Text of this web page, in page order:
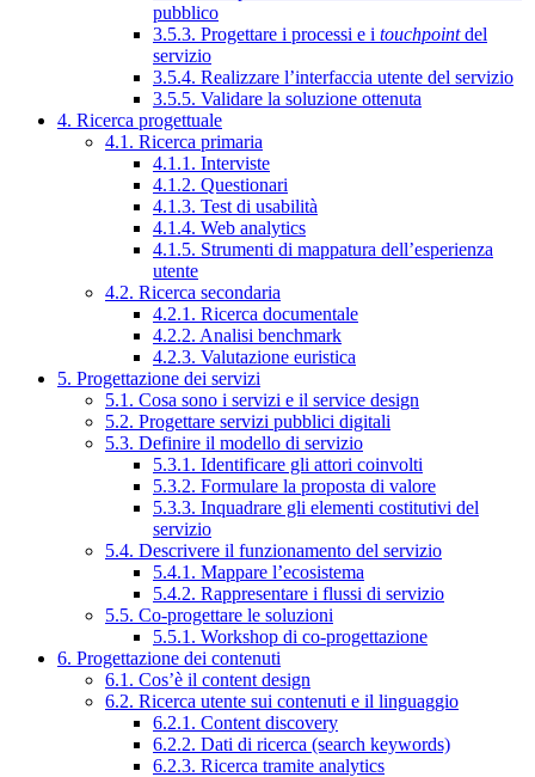
pubblico
3.5.3. Progettare i processi e i touchpointdel
servizio
3.5.4. Realizzare l’interfaccia utente del servizio
3.5.5. Validare la soluzione ottenuta
4. Ricerca progettuale
4.1. Ricerca primaria
4.1.1. Interviste
4.1.2. Questionari
4.1.3. Test di usabilità
4.1.4. Web analytics
4.1.5. Strumenti di mappatura dell’esperienza
utente
4.2. Ricerca secondaria
4.2.1. Ricerca documentale
4.2.2. Analisi benchmark
4.2.3. Valutazione euristica
5. Progettazione dei servizi
5.1. Cosa sono i servizi e il service design
5.2. Progettare servizi pubblici digitali
5.3. Definire il modello di servizio
5.3.1. Identificare gli attori coinvolti
5.3.2. Formulare la proposta di valore
5.3.3. Inquadrare gli elementi costitutivi del
servizio
5.4. Descrivere il funzionamento del servizio
5.4.1. Mappare l’ecosistema
5.4.2. Rappresentare i flussi di servizio
5.5. Co-progettare le soluzioni
5.5.1. Workshop di co-progettazione
6. Progettazione dei contenuti
6.1. Cos’è il content design
6.2. Ricerca utente sui contenuti e il linguaggio
6.2.1. Content discovery
6.2.2. Dati di ricerca (search keywords)
6.2.3. Ricerca tramite analytics